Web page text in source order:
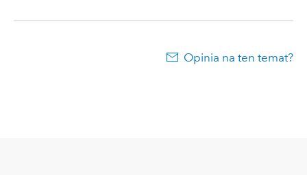
Opinia na ten temat?